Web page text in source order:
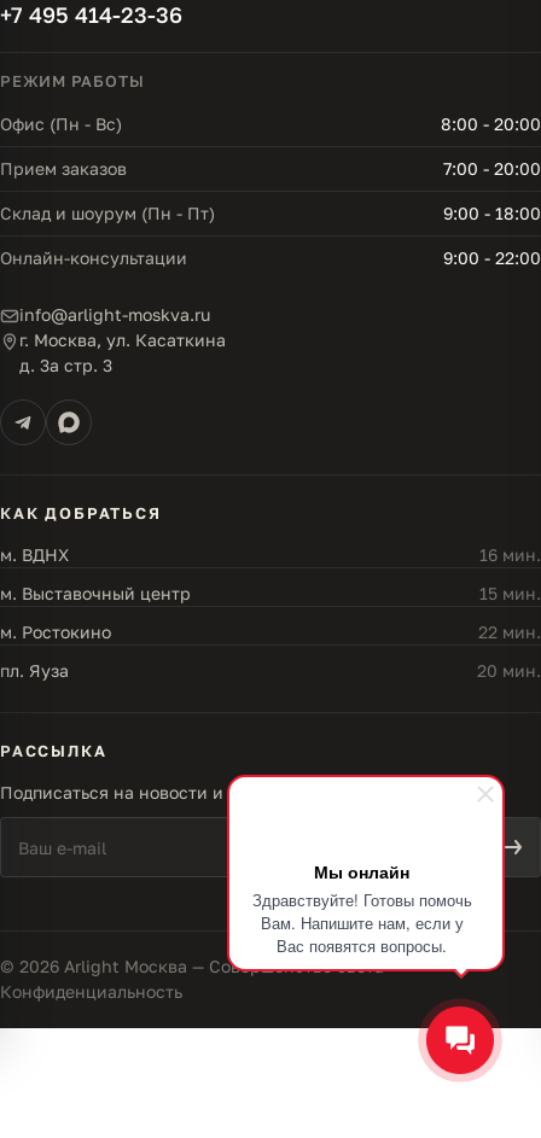
Мы онлайн
Здравствуйте! Готовы помочь
Вам. Напишите нам, если у
Вас появятся вопросы.
+7 495 414-23-36
РЕЖИМ РАБОТЫ
Офис (Пн - Вс) 8:00 - 20:00
Прием заказов 7:00 - 20:00
Склад и шоурум (Пн - Пт) 9:00 - 18:00
Онлайн-консультации 9:00 - 22:00
info@arlight-moskva.ru
г. Москва, ул. Касаткина
д. 3а стр. 3
КАК ДОБРАТЬСЯ
м. ВДНХ
16 мин.
м. Выставочный центр
15 мин.
м. Ростокино
22 мин.
пл. Яуза
20 мин.
РАССЫЛКА
Подписаться на новости и акции
© 2026 Arlight Москва — Совершенство света
Конфиденциальность